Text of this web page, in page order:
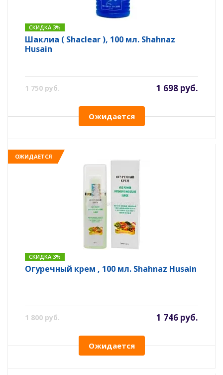
СКИДКА 3%
Шаклиа ( Shaclear ), 100 мл. Shahnaz
Husain
1 750 руб. 1 698 руб.
Ожидается
ОЖИДАЕТСЯ
СКИДКА 3%
Огуречный крем , 100 мл. Shahnaz Husain
1 800 руб. 1 746 руб.
Ожидается